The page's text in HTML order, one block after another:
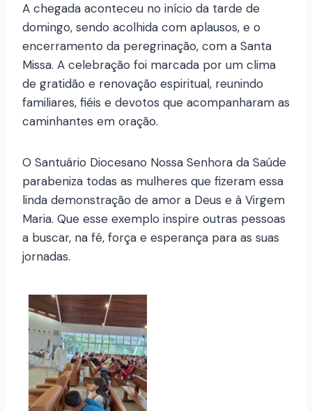
A chegada aconteceu no início da tarde de
domingo, sendo acolhida com aplausos, e o
encerramento da peregrinação, com a Santa
Missa. A celebração foi marcada por um clima
de gratidão e renovação espiritual, reunindo
familiares, fiéis e devotos que acompanharam as
caminhantes em oração.
O Santuário Diocesano Nossa Senhora da Saúde
parabeniza todas as mulheres que fizeram essa
linda demonstração de amor a Deus e à Virgem
Maria. Que esse exemplo inspire outras pessoas
a buscar, na fé, força e esperança para as suas
jornadas.